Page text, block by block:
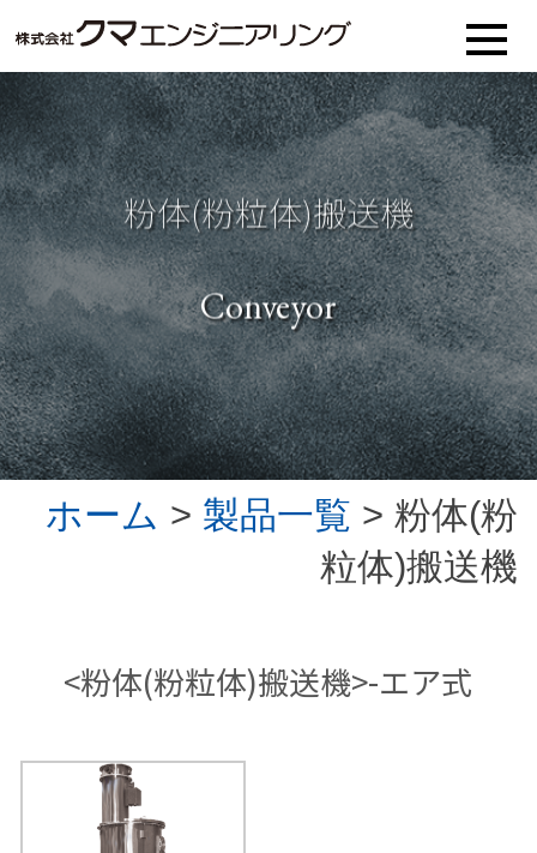
粉体(粉粒体)搬送機
Conveyor
ホーム > 製品一覧 > 粉体(粉
粒体)搬送機
<粉体(粉粒体)搬送機>-エア式